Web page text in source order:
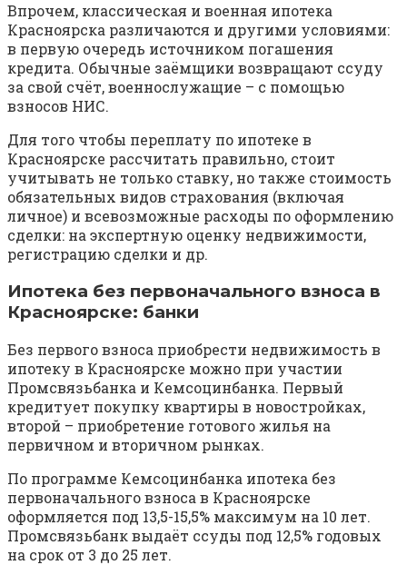
Впрочем, классическая и военная ипотека
Красноярска различаются и другими условиями:
в первую очередь источником погашения
кредита. Обычные заёмщики возвращают ссуду
за свой счёт, военнослужащие – с помощью
взносов НИС.
Для того чтобы переплату по ипотеке в
Красноярске рассчитать правильно, стоит
учитывать не только ставку, но также стоимость
обязательных видов страхования (включая
личное) и всевозможные расходы по оформлению
сделки: на экспертную оценку недвижимости,
регистрацию сделки и др.
Ипотека без первоначального взноса в
Красноярске: банки
Без первого взноса приобрести недвижимость в
ипотеку в Красноярске можно при участии
Промсвязьбанка и Кемсоцинбанка. Первый
кредитует покупку квартиры в новостройках,
второй – приобретение готового жилья на
первичном и вторичном рынках.
По программе Кемсоцинбанка ипотека без
первоначального взноса в Красноярске
оформляется под 13,5-15,5% максимум на 10 лет.
Промсвязьбанк выдаёт ссуды под 12,5% годовых
на срок от 3 до 25 лет.